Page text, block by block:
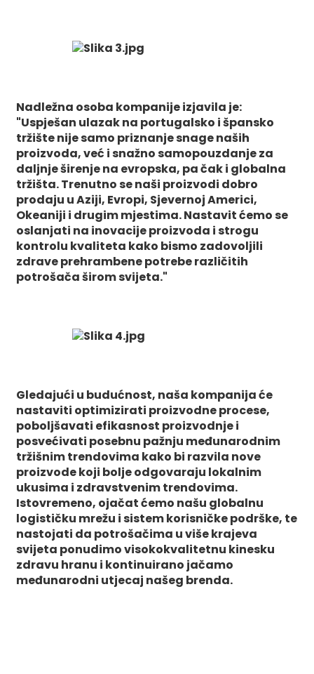
Nadležna osoba kompanije izjavila je:
"Uspješan ulazak na portugalsko i špansko
tržište nije samo priznanje snage naših
proizvoda, već i snažno samopouzdanje za
daljnje širenje na evropska, pa čak i globalna
tržišta. Trenutno se naši proizvodi dobro
prodaju u Aziji, Evropi, Sjevernoj Americi,
Okeaniji i drugim mjestima. Nastavit ćemo se
oslanjati na inovacije proizvoda i strogu
kontrolu kvaliteta kako bismo zadovoljili
zdrave prehrambene potrebe različitih
potrošača širom svijeta."
Gledajući u budućnost, naša kompanija će
nastaviti optimizirati proizvodne procese,
poboljšavati efikasnost proizvodnje i
posvećivati ​​posebnu pažnju međunarodnim
tržišnim trendovima kako bi razvila nove
proizvode koji bolje odgovaraju lokalnim
ukusima i zdravstvenim trendovima.
Istovremeno, ojačat ćemo našu globalnu
logističku mrežu i sistem korisničke podrške, te
nastojati da potrošačima u više krajeva
svijeta ponudimo visokokvalitetnu kinesku
zdravu hranu i kontinuirano jačamo
međunarodni utjecaj našeg brenda.